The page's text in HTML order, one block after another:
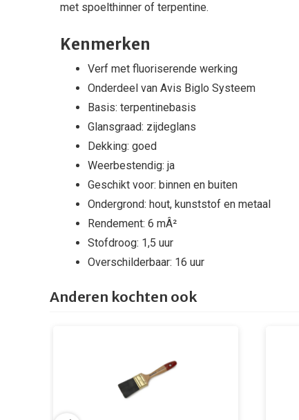
met spoelthinner of terpentine.
Kenmerken
Verf met fluoriserende werking
Onderdeel van Avis Biglo Systeem
Basis: terpentinebasis
Glansgraad: zijdeglans
Dekking: goed
Weerbestendig: ja
Geschikt voor: binnen en buiten
Ondergrond: hout, kunststof en metaal
Rendement: 6 mÂ²
Stofdroog: 1,5 uur
Overschilderbaar: 16 uur
Anderen kochten ook